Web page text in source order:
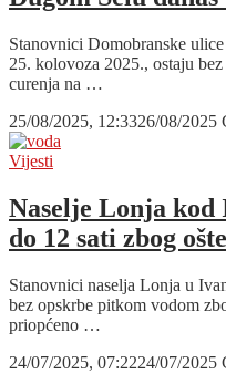
Stanovnici Domobranske
25. kolovoza 2025., ostaju
curenja na …
25/08/2025, 12:3326/08/2025
Vijesti
Naselje Lonja kod
do 12 sati zbog
Stanovnici naselja Lonja u
bez opskrbe pitkom vodom
priopćeno …
24/07/2025, 07:2224/07/2025